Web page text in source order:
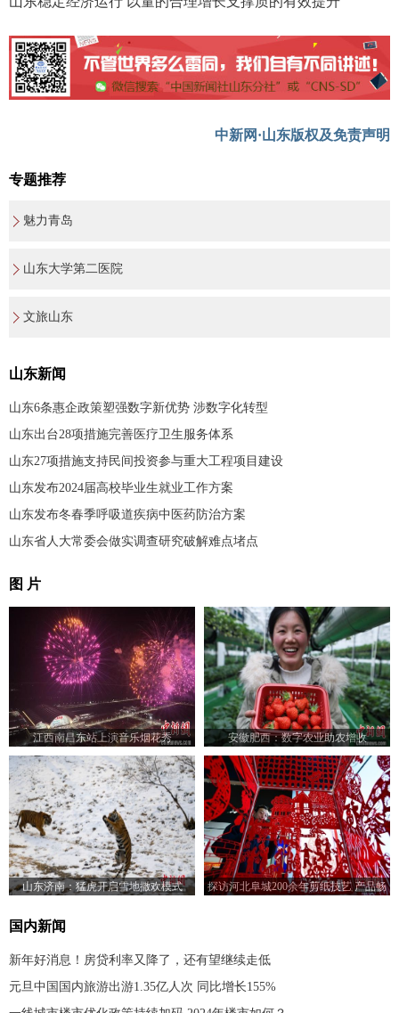
中新网·山东版权及免责声明
专题推荐
魅力青岛
山东大学第二医院
文旅山东
山东新闻
山东6条惠企政策塑强数字新优势 涉数字化转型
山东出台28项措施完善医疗卫生服务体系
山东27项措施支持民间投资参与重大工程项目建设
山东发布2024届高校毕业生就业工作方案
山东发布冬春季呼吸道疾病中医药防治方案
山东省人大常委会做实调查研究破解难点堵点
图 片
江西南昌东站上演音乐烟花秀 安徽肥西：数字农业助农增收
山东济南：猛虎开启雪地撒欢模式
探访河北阜城200余年剪纸技艺 产品畅
国内新闻
新年好消息！房贷利率又降了，还有望继续走低
元旦中国国内旅游出游1.35亿人次 同比增长155%